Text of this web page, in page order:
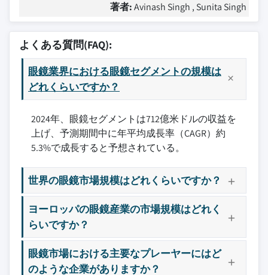
著者:Avinash Singh , Sunita Singh
よくある質問(FAQ):
眼鏡業界における眼鏡セグメントの規模は
どれくらいですか？
2024年、眼鏡セグメントは712億米ドルの収益を
上げ、予測期間中に年平均成長率（CAGR）約
5.3%で成長すると予想されている。
世界の眼鏡市場規模はどれくらいですか？
ヨーロッパの眼鏡産業の市場規模はどれく
らいですか？
眼鏡市場における主要なプレーヤーにはど
のような企業がありますか？